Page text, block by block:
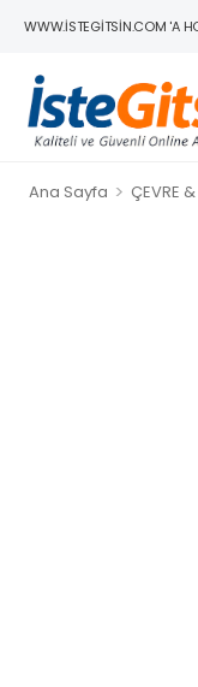
WWW.ISTEGITSIN.COM 'A
Ana Sayfa > ÇEVRE